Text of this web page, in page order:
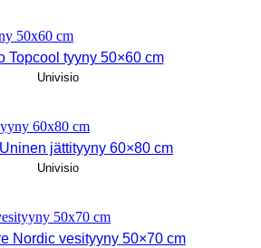
Topcool tyyny 50×60 cm
Univisio
jättityyny 60×80 cm
Univisio
Nordic vesityyny 50×70 cm